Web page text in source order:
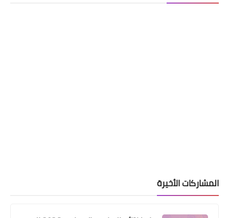
المشاركات الأخيرة